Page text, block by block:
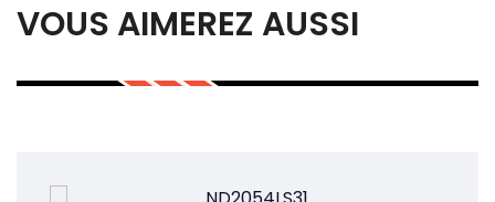
VOUS AIMEREZ AUSSI